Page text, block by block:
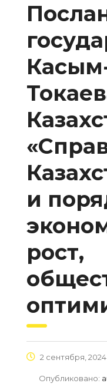
и
рост,
2 сентября, 2024
Опубликовано: